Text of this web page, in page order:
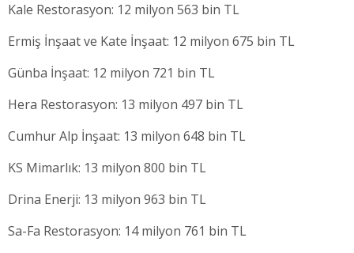
Kale Restorasyon: 12 milyon 563 bin TL
Ermiş İnşaat ve Kate İnşaat: 12 milyon 675 bin TL
Günba İnşaat: 12 milyon 721 bin TL
Hera Restorasyon: 13 milyon 497 bin TL
Cumhur Alp İnşaat: 13 milyon 648 bin TL
KS Mimarlık: 13 milyon 800 bin TL
Drina Enerji: 13 milyon 963 bin TL
Sa-Fa Restorasyon: 14 milyon 761 bin TL